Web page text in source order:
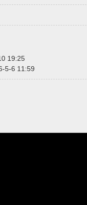
19:25
5-6 11:59